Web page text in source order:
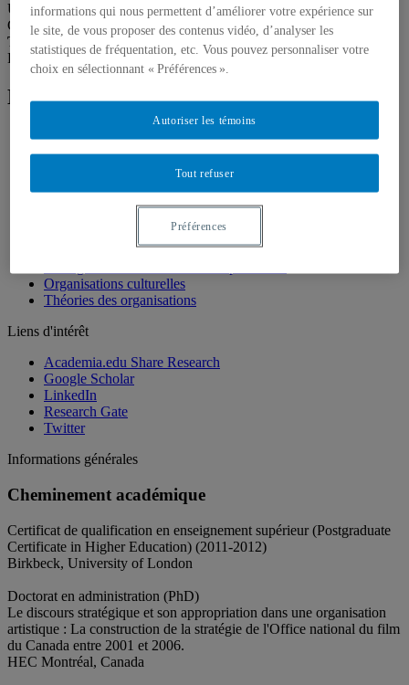
Unité:Département de management
Courriel: abdallah.chahrazad@uqam.ca
Téléphone
: (514) 987-3000 poste 5374
Langues: Français, Anglais, Arabe, Italien
Domaines d'expertise
Approches décoloniales à la production du savoir
Créativité organisationnelle
Critique du discours sur la Diversité
Études critiques en management
Management dans les contextes artistiques
Organisations culturelles
Théories des organisations
Liens d'intérêt
Academia.edu Share Research
Google Scholar
LinkedIn
Research Gate
Twitter
Informations générales
Cheminement académique
Certificat de qualification en enseignement supérieur (Postgraduate
Certificate in Higher Education) (2011-2012)
Birkbeck, University of London
Doctorat en administration (PhD)
Le discours stratégique et son appropriation dans une organisation
artistique : La construction de la stratégie de l'Office national du film
du Canada entre 2001 et 2006.
HEC Montréal, Canada
informations qui nous permettent d’améliorer votre expérience sur
le site, de vous proposer des contenus vidéo, d’analyser les
statistiques de fréquentation, etc. Vous pouvez personnaliser votre
choix en sélectionnant « Préférences ».
Tout refuser
Autoriser les témoins
Préférences